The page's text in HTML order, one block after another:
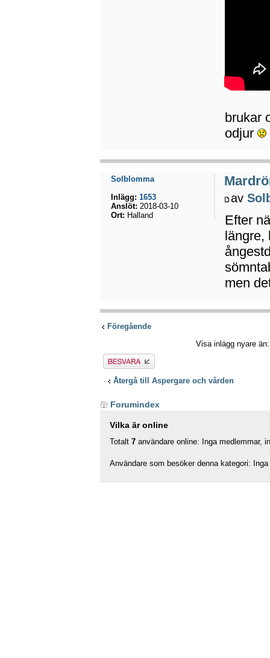
brukar
odjur
av
Efter
men
Solblomma
Inlägg: 1653
Anslöt: 2018-03-10
Ort: Halland
Föregående
Visa inlägg nyare
Besvara
Återgå till Aspergare och vården
Forumindex
Vilka är online
Totalt 7 användare online: Inga medlemmar,
Användare som besöker denna kategori: